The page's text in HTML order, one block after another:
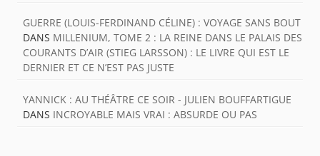
GUERRE (LOUIS-FERDINAND CÉLINE) : VOYAGE SANS BOUT
DANS MILLENIUM, TOME 2 : LA REINE DANS LE PALAIS DES
COURANTS D’AIR (STIEG LARSSON) : LE LIVRE QUI EST LE
DERNIER ET CE N’EST PAS JUSTE
YANNICK : AU THÉÂTRE CE SOIR - JULIEN BOUFFARTIGUE
DANS INCROYABLE MAIS VRAI : ABSURDE OU PAS